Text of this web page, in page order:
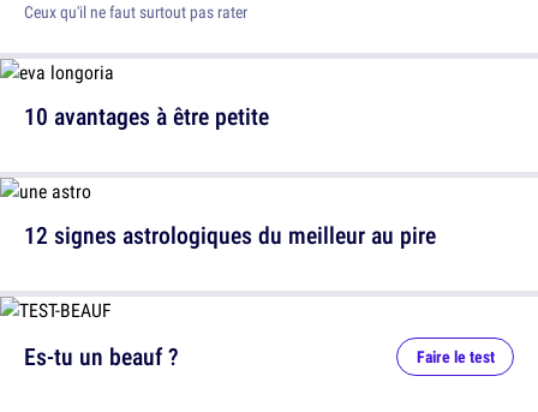
Ceux qu'il ne faut surtout pas rater
10 avantages à être petite
12 signes astrologiques du meilleur au pire
Es-tu un beauf ? Faire le test